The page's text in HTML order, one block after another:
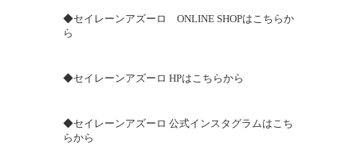
◆セイレーンアズーロ ONLINE SHOPはこちらか
ら
◆セイレーンアズーロ HPはこちらから
◆セイレーンアズーロ 公式インスタグラムはこち
らから